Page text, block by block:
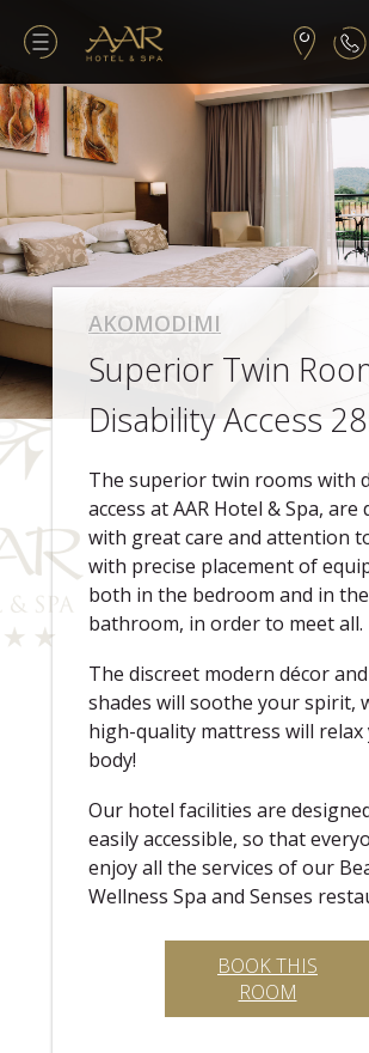
AKOMODIMI
Superior Twin
Disability Access
The superior twin rooms with
access at AAR Hotel & Spa, are
with great care and attention
with precise placement of
both in the bedroom and in the
bathroom, in order to meet all.
The discreet modern décor
shades will soothe your spirit,
high-quality mattress will
body!
Our hotel facilities are
easily accessible, so that
enjoy all the services of our
Wellness Spa and Senses
BOOK THIS
ROOM